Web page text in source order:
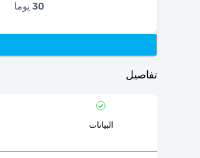
30 يوما
تفاصيل
البيانات